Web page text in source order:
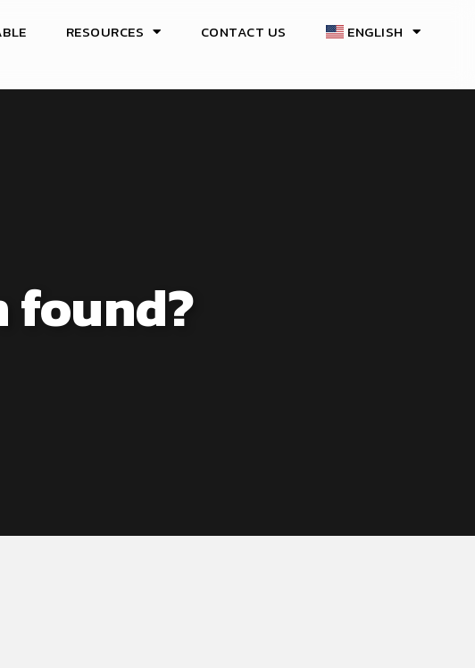
RESOURCES CONTACT US ENGLISH
found?